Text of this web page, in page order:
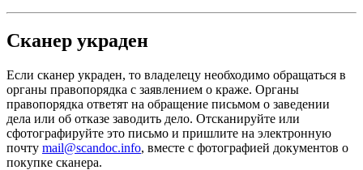
Сканер украден
Если сканер украден, то владелецу необходимо обращаться в
органы правопорядка с заявлением о краже. Органы
правопорядка ответят на обращение письмом о заведении
дела или об отказе заводить дело. Отсканируйте или
сфотографируйте это письмо и пришлите на электронную
почту mail@scandoc.info, вместе с фотографией документов о
покупке сканера.